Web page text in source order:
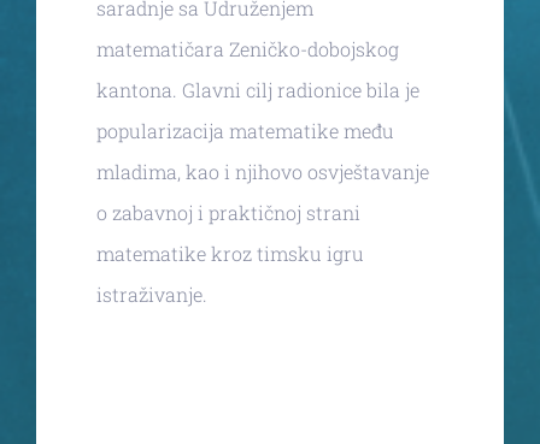
saradnje sa Udruženjem
matematičara Zeničko-dobojskog
kantona. Glavni cilj radionice bila je
popularizacija matematike među
mladima, kao i njihovo osvještavanje
o zabavnoj i praktičnoj strani
matematike kroz timsku igru
istraživanje.